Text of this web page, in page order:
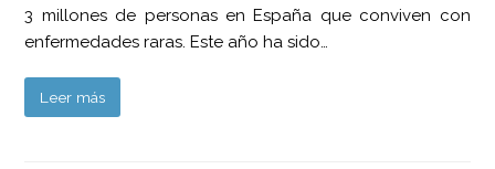
3 millones de personas en España que conviven con
enfermedades raras. Este año ha sido…
Leer más